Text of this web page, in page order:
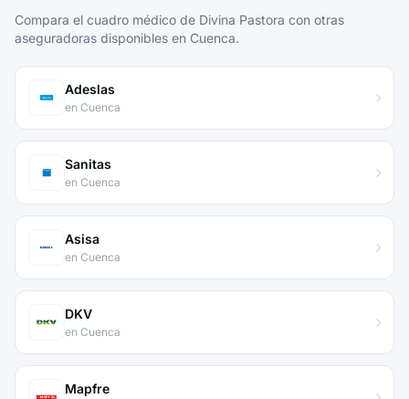
Compara el cuadro médico de Divina Pastora con otras
aseguradoras disponibles en Cuenca.
Adeslas
en Cuenca
Sanitas
en Cuenca
Asisa
en Cuenca
DKV
en Cuenca
Mapfre